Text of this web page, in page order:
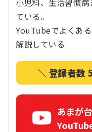
小児科、生活習慣
ている。
YouTubeでよくあ
解説している
＼ 登録者数
あまが